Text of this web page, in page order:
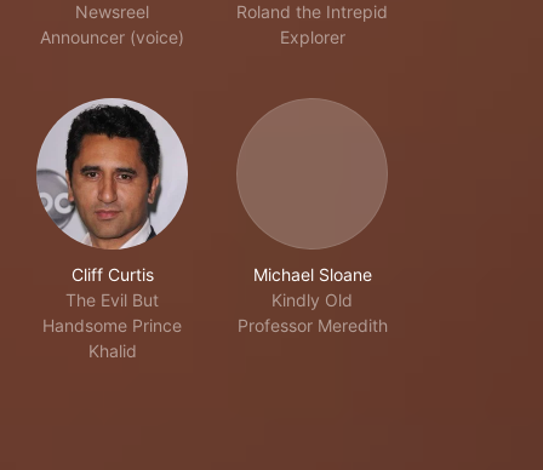
Newsreel
Announcer (voice)
Roland the Intrepid
Explorer
Cliff Curtis
The Evil But
Handsome Prince
Khalid
Michael Sloane
Kindly Old
Professor Meredith